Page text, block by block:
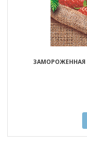
ЗАМОРОЖЕННАЯ